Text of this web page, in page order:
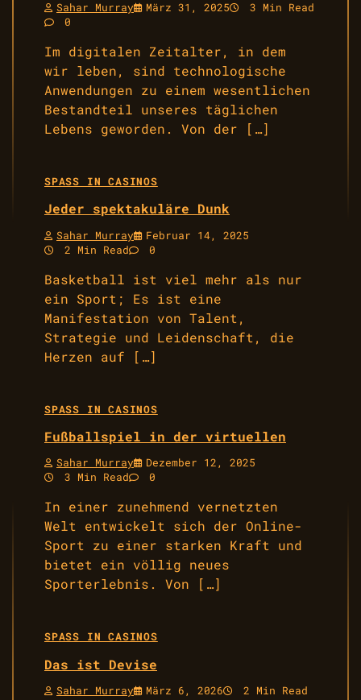
Sahar Murray März 31, 2025
3 Min Read
0
Im digitalen Zeitalter, in dem
wir leben, sind technologische
Anwendungen zu einem wesentlichen
Bestandteil unseres täglichen
Lebens geworden. Von der […]
SPASS IN CASINOS
Jeder spektakuläre Dunk
Sahar Murray
Februar 14, 2025
2 Min Read
0
Basketball ist viel mehr als nur
ein Sport; Es ist eine
Manifestation von Talent,
Strategie und Leidenschaft, die
Herzen auf […]
SPASS IN CASINOS
Fußballspiel in der virtuellen
Sahar Murray
Dezember 12, 2025
3 Min Read
0
In einer zunehmend vernetzten
Welt entwickelt sich der Online-
Sport zu einer starken Kraft und
bietet ein völlig neues
Sporterlebnis. Von […]
SPASS IN CASINOS
Das ist Devise
Sahar Murray März 6, 2026
2 Min Read